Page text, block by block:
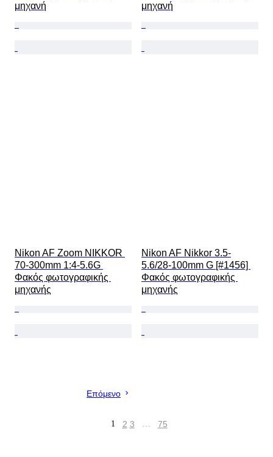
μηχανή
μηχανή
Nikon AF Zoom NIKKOR
70-300mm 1:4-5.6G
Φακός φωτογραφικής
μηχανής
Nikon AF Nikkor 3.5-
5.6/28-100mm G [#1456]
Φακός φωτογραφικής
μηχανής
Επόμενο
1 2 3 … 75